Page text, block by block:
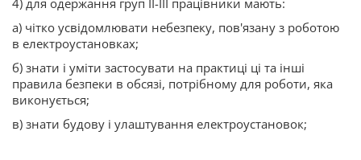
4) для одержання груп II-III працівники мають:
а) чітко усвідомлювати небезпеку, пов'язану з роботою
в електроустановках;
б) знати і уміти застосувати на практиці ці та інші
правила безпеки в обсязі, потрібному для роботи, яка
виконується;
в) знати будову і улаштування електроустановок;